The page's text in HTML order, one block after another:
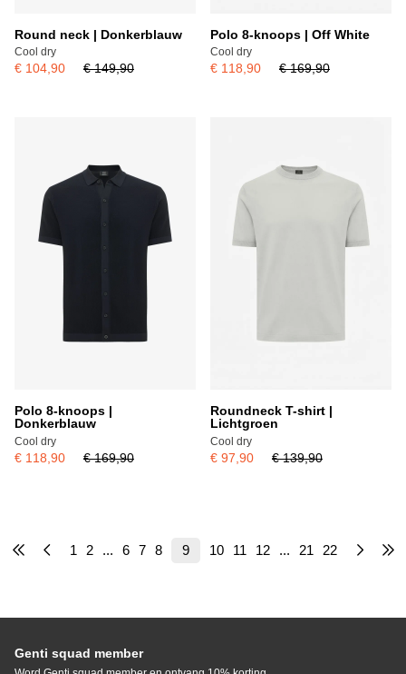
Round neck | Donkerblauw
Cool dry
€ 104,90 € 149,90
Polo 8-knoops | Off White
Cool dry
€ 118,90 € 169,90
Polo 8-knoops |
Donkerblauw
Cool dry
€ 118,90 € 169,90
Roundneck T-shirt |
Lichtgroen
Cool dry
€ 97,90 € 139,90
1 2 ... 6 7 8 9 10 11 12 ... 21 22
Genti squad member